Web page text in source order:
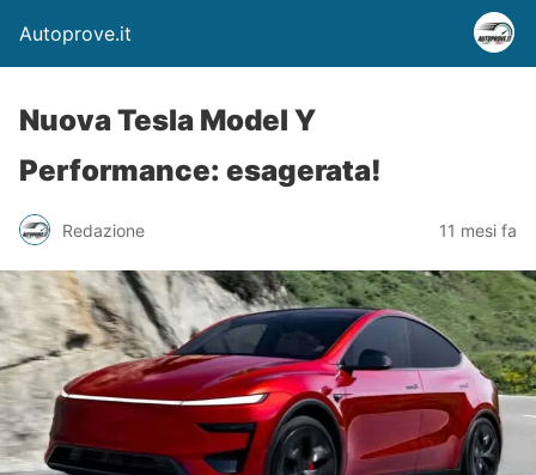
Autoprove.it
Nuova Tesla Model Y
Performance: esagerata!
Redazione 11 mesi fa